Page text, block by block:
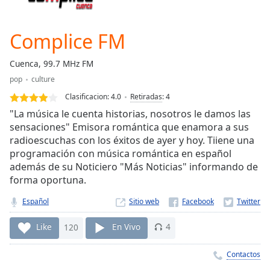
Forward
Current
Time0:00
Duration
Loaded:
0.00%
Stream
TypeLIVE
Seek to
currently
behind
live
Remaining
Time-
1x
Complice FM
Cuenca, 99.7 MHz FM
pop
culture
Clasificacion:4.0 Retiradas:4
"La música le cuenta historias, nosotros le damos las
sensaciones" Emisora romántica que enamora a sus
radioescuchas con los éxitos de ayer y hoy. Tiiene una
programación con música romántica en español
además de su Noticiero "Más Noticias" informando de
forma oportuna.
Español Sitio web
Like 120 En Vivo 4
Contactos